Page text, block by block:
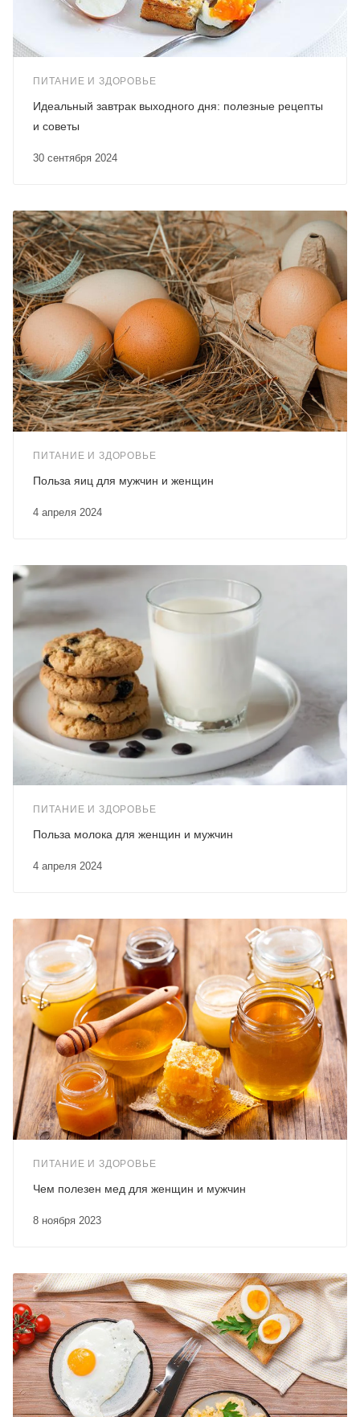
ПИТАНИЕ И ЗДОРОВЬЕ
30 сентября 2024
Идеальный завтрак выходного дня: полезные рецепты
и советы
ПИТАНИЕ И ЗДОРОВЬЕ
4 апреля 2024
Польза яиц для мужчин и женщин
ПИТАНИЕ И ЗДОРОВЬЕ
4 апреля 2024
Польза молока для женщин и мужчин
ПИТАНИЕ И ЗДОРОВЬЕ
8 ноября 2023
Чем полезен мед для женщин и мужчин